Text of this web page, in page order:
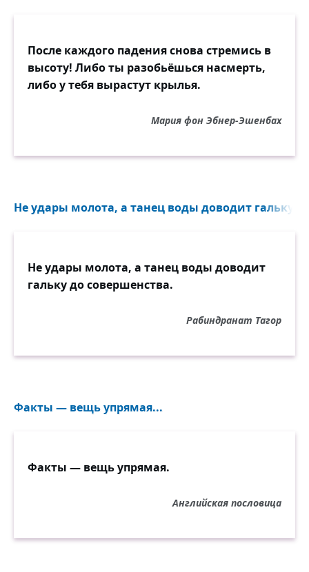
После каждого падения снова стремись в
высоту! Либо ты разобьёшься насмерть,
либо у тебя вырастут крылья.
Мария фон Эбнер-Эшенбах
Не удары молота, а танец воды доводит гальку
Не удары молота, а танец воды доводит
гальку до совершенства.
Рабиндранат Тагор
Факты — вещь упрямая...
Факты — вещь упрямая.
Английская пословица